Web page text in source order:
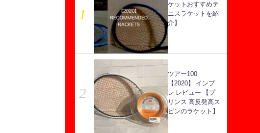
ケットおすすめテ
ニスラケットを紹
介】
ツアー100
【2020】 インプ
レ レビュー 【プ
リンス 高反発高ス
ピンのラケット】